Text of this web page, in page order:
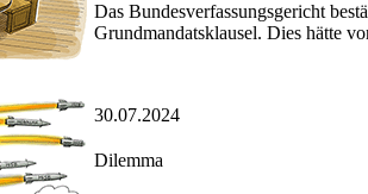
Das Bundesverfassungsgericht
Grundmandatsklausel. Dies hätte
30.07.2024
Dilemma